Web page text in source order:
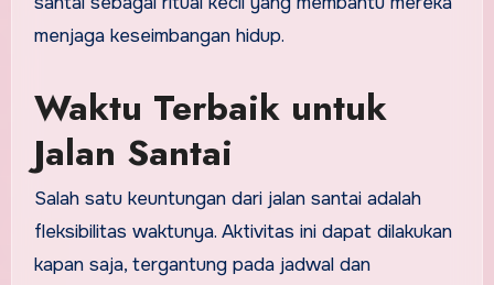
menjaga keseimbangan hidup.
Waktu Terbaik untuk
Jalan Santai
Salah satu keuntungan dari jalan santai adalah
fleksibilitas waktunya. Aktivitas ini dapat dilakukan
kapan saja, tergantung pada jadwal dan